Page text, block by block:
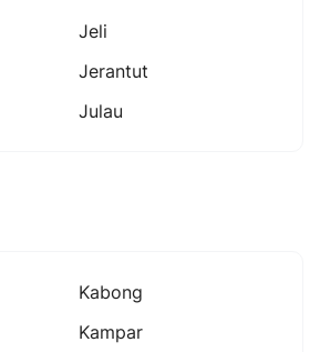
Jeli
Jerantut
Julau
Kabong
Kampar